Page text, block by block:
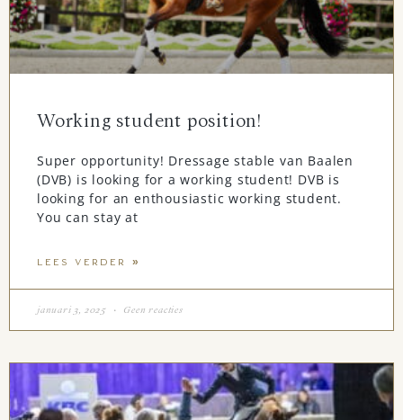
Working student position!
Super opportunity! Dressage stable van Baalen
(DVB) is looking for a working student! DVB is
looking for an enthousiastic working student.
You can stay at
LEES VERDER »
januari 3, 2025 Geen reacties